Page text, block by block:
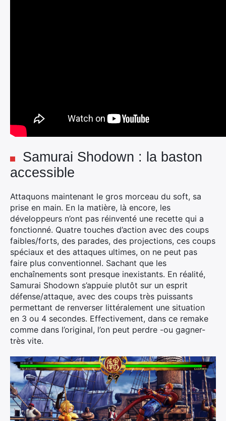
Samurai Shodown : la baston
accessible
Attaquons maintenant le gros morceau du soft, sa
prise en main. En la matière, là encore, les
développeurs n’ont pas réinventé une recette qui a
fonctionné. Quatre touches d’action avec des coups
faibles/forts, des parades, des projections, ces coups
spéciaux et des attaques ultimes, on ne peut pas
faire plus conventionnel. Sachant que les
enchaînements sont presque inexistants. En réalité,
Samurai Shodown s’appuie plutôt sur un esprit
défense/attaque, avec des coups très puissants
permettant de renverser littéralement une situation
en 3 ou 4 secondes. Effectivement, dans ce remake
comme dans l’original, l’on peut perdre -ou gagner-
très vite.